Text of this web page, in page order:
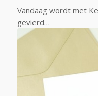
Vandaag wordt met
gevierd…